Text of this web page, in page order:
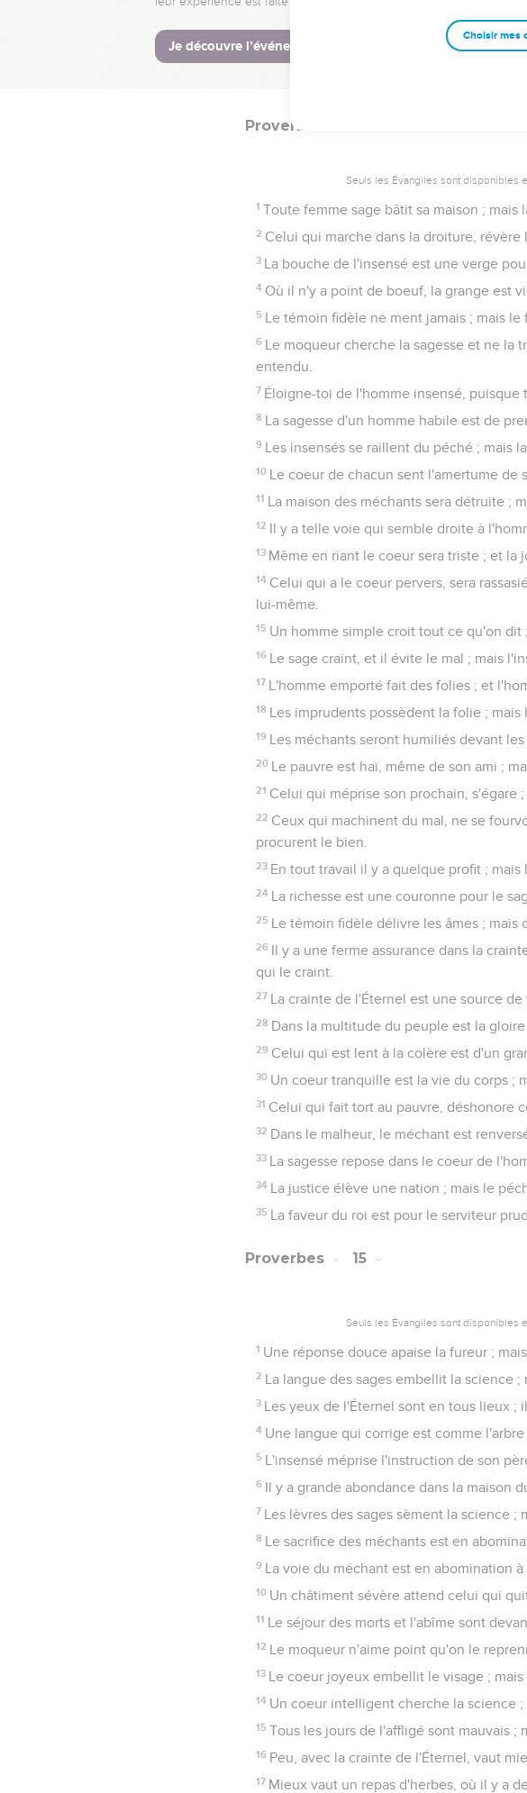
24 Celui qui épargne la verge, hait son fils
Le juste mangera et sera rassasié à
Proverbes
Seuls les Évangiles sont disponibles
1 Toute femme sage bâtit sa maison ; mais
2 Celui qui marche dans la droiture,
3 La bouche de l'insensé est une verge
4 Où il n'y a point de boeuf, la grange est
5 Le témoin fidèle ne ment jamais ; mais le
6 Le moqueur cherche la sagesse et ne la
entendu.
7 Éloigne-toi de l'homme insensé, puisque
8 La sagesse d'un homme habile est de
9 Les insensés se raillent du péché ; mais
10 Le coeur de chacun sent l'amertume de
11 La maison des méchants sera détruite ;
12 Il y a telle voie qui semble droite à
13 Même en riant le coeur sera triste ; et la
14 Celui qui a le coeur pervers, sera
lui-même.
15 Un homme simple croit tout ce qu'on dit
16 Le sage craint, et il évite le mal ; mais
17 L'homme emporté fait des folies ; et
18 Les imprudents possèdent la folie ;
19 Les méchants seront humiliés devant
20 Le pauvre est haï, même de son ami ;
21 Celui qui méprise son prochain, s'égare
22 Ceux qui machinent du mal, ne se
procurent le bien.
23 En tout travail il y a quelque profit ;
24 La richesse est une couronne pour le
25 Le témoin fidèle délivre les âmes ; mais
26 Il y a une ferme assurance dans la
qui le craint.
27 La crainte de l'Éternel est une source
28 Dans la multitude du peuple est la
29 Celui qui est lent à la colère est d'un
30 Un coeur tranquille est la vie du corps ;
31 Celui qui fait tort au pauvre, déshonore
32 Dans le malheur, le méchant est
33 La sagesse repose dans le coeur de
34 La justice élève une nation ; mais le
35 La faveur du roi est pour le serviteur
Proverbes 15
Seuls les Évangiles sont disponibles
1 Une réponse douce apaise la fureur ;
2 La langue des sages embellit la science
3 Les yeux de l'Éternel sont en tous lieux ;
4 Une langue qui corrige est comme
5 L'insensé méprise l'instruction de son
6 Il y a grande abondance dans la maison
7 Les lèvres des sages sèment la science ;
8 Le sacrifice des méchants est en
9 La voie du méchant est en abomination
10 Un châtiment sévère attend celui qui
11 Le séjour des morts et l'abîme sont
12 Le moqueur n'aime point qu'on le
13 Le coeur joyeux embellit le visage ;
14 Un coeur intelligent cherche la science
15 Tous les jours de l'affligé sont mauvais ;
16 Peu, avec la crainte de l'Éternel, vaut
17 Mieux vaut un repas d'herbes, où il y a
Choisir mes